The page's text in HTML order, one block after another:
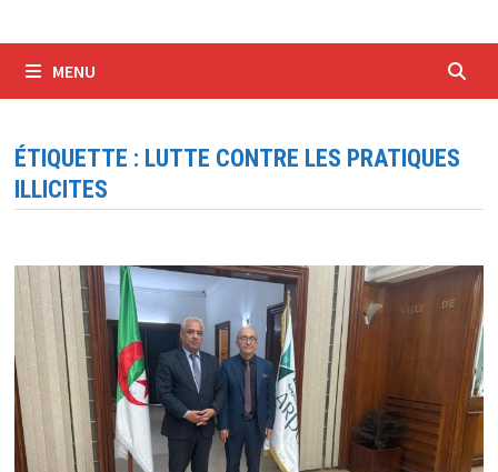
MENU
ÉTIQUETTE : LUTTE CONTRE LES PRATIQUES
ILLICITES